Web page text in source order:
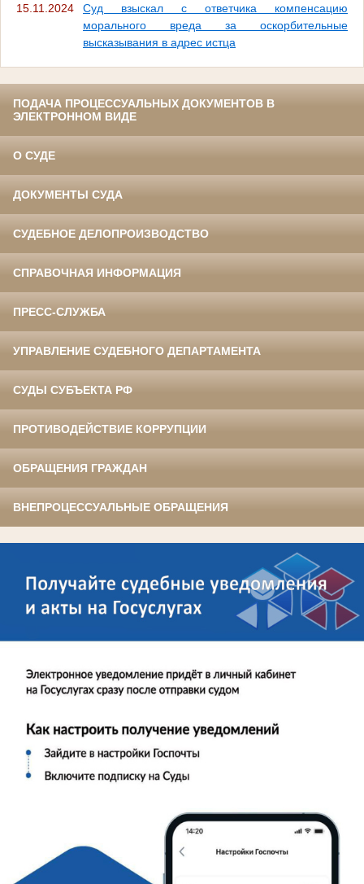
15.11.2024
Суд взыскал с ответчика компенсацию
морального вреда за оскорбительные
высказывания в адрес истца
ПОДАЧА ПРОЦЕССУАЛЬНЫХ ДОКУМЕНТОВ В
ЭЛЕКТРОННОМ ВИДЕ
О СУДЕ
ДОКУМЕНТЫ СУДА
СУДЕБНОЕ ДЕЛОПРОИЗВОДСТВО
СПРАВОЧНАЯ ИНФОРМАЦИЯ
ПРЕСС-СЛУЖБА
УПРАВЛЕНИЕ СУДЕБНОГО ДЕПАРТАМЕНТА
СУДЫ СУБЪЕКТА РФ
ПРОТИВОДЕЙСТВИЕ КОРРУПЦИИ
ОБРАЩЕНИЯ ГРАЖДАН
ВНЕПРОЦЕССУАЛЬНЫЕ ОБРАЩЕНИЯ